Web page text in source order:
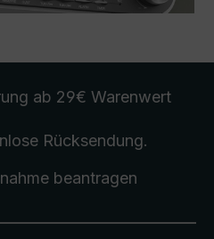
ab 29€ Warenwert
Rücksendung.
beantragen